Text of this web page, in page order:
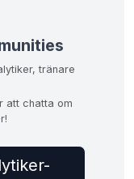
tränare
att chatta om